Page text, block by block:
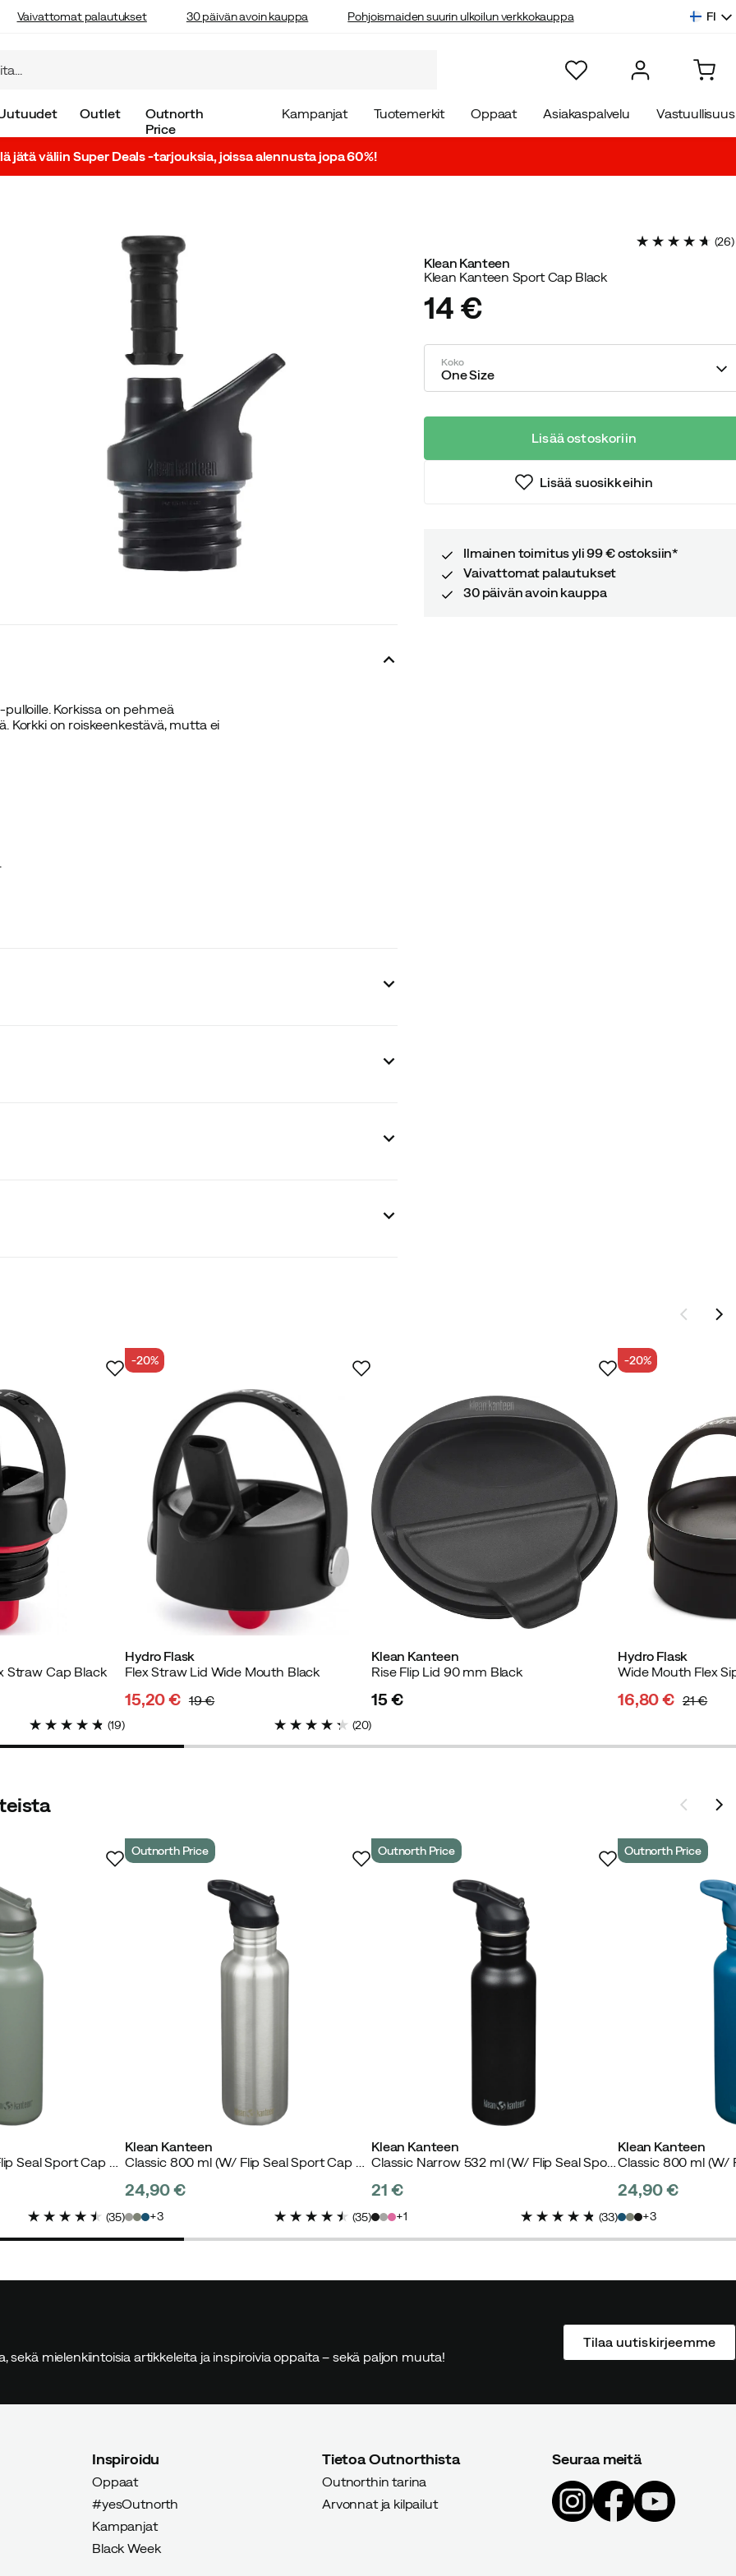
Vaivattomat palautukset 30 päivän avoin kauppa Pohjoismaiden suurin ulkoilun verkkokauppa FI
Outlet
Outnorth
Price
Kampanjat Tuotemerkit Oppaat Asiakaspalvelu Vastuullisuus
jätä väliin Super Deals -tarjouksia, joissa alennusta jopa 60%!
Korkissa on pehmeä
Korkki on roiskeenkestävä, mutta ei
tuotantoketjun päästöjä. Sertifikaatti dokumentoi yritysten
ostaja
ostaja
juomisen aikana. Ei niin arvostettu joogatunnilla 😄
(26)
Klean Kanteen
Klean Kanteen Sport Cap Black
price
14 €
Koko
One Size
Lisää ostoskoriin
Lisää suosikkeihin
Ilmainen toimitus yli 99 € ostoksiin*
Vaivattomat palautukset
30 päivän avoin kauppa
Straw Cap Black
(19)
Hydro Flask
Flex Straw Lid Wide Mouth Black
-20%
15,20 € 19 €
(20)
Klean Kanteen
Rise Flip Lid 90 mm Black
15 €
Hydro Flask
Wide Mouth Flex
-20%
16,80 € 21 €
Classic 800 ml (W/ Flip Seal Sport Cap and Straw) Sea Spray
(35)
Klean Kanteen
Classic 800 ml (W/ Flip Seal Sport Cap and Straw) Brushed Stainless
Outnorth Price
24,90 €
3 (35)
Klean Kanteen
Classic Narrow 532 ml (W/ Flip Seal Sport Cap and Straw) Black
Outnorth Price
21 €
1 (33)
Klean Kanteen
Outnorth Price
24,90 €
3
mielenkiintoisia artikkeleita ja inspiroivia oppaita – sekä paljon muuta!
Tilaa uutiskirjeemme
Inspiroidu
Oppaat
#yesOutnorth
Kampanjat
Black Week
Tietoa Outnorthista
Outnorthin tarina
Arvonnat ja kilpailut
Seuraa meitä